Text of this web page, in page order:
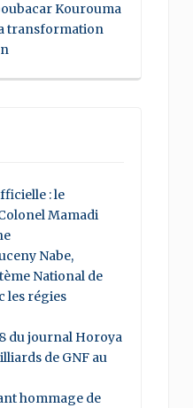
Kourouma
transformation
: le
Mamadi
Nabe,
National de
les régies
du journal Horoya
de GNF au
hommage de